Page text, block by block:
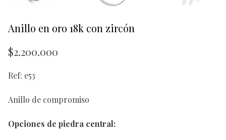
Anillo en oro 18k con zircón
$2.200.000
Ref: e53
Anillo de compromiso
Opciones de piedra central: